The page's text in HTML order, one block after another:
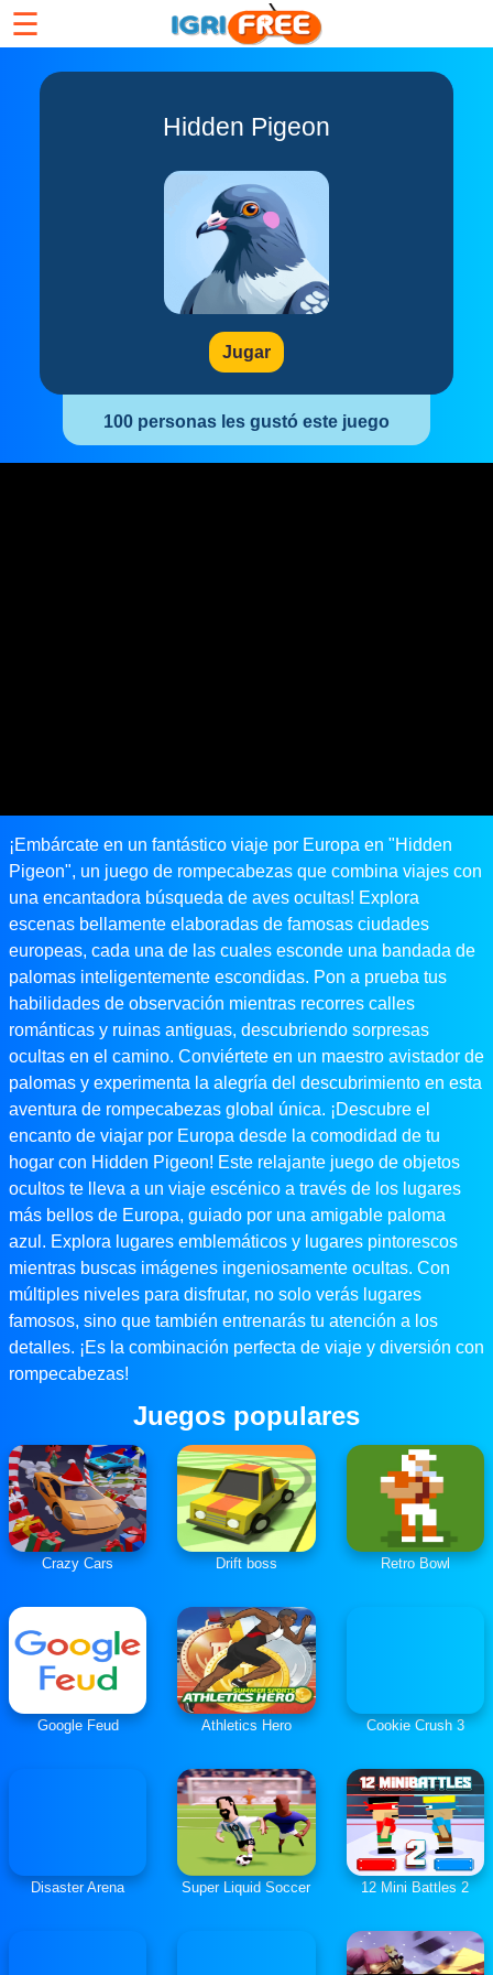
☰
Hidden Pigeon
Jugar
100 personas les gustó este juego
¡Embárcate en un fantástico viaje por Europa en "Hidden
Pigeon", un juego de rompecabezas que combina viajes con
una encantadora búsqueda de aves ocultas! Explora
escenas bellamente elaboradas de famosas ciudades
europeas, cada una de las cuales esconde una bandada de
palomas inteligentemente escondidas. Pon a prueba tus
habilidades de observación mientras recorres calles
románticas y ruinas antiguas, descubriendo sorpresas
ocultas en el camino. Conviértete en un maestro avistador de
palomas y experimenta la alegría del descubrimiento en esta
aventura de rompecabezas global única. ¡Descubre el
encanto de viajar por Europa desde la comodidad de tu
hogar con Hidden Pigeon! Este relajante juego de objetos
ocultos te lleva a un viaje escénico a través de los lugares
más bellos de Europa, guiado por una amigable paloma
azul. Explora lugares emblemáticos y lugares pintorescos
mientras buscas imágenes ingeniosamente ocultas. Con
múltiples niveles para disfrutar, no solo verás lugares
famosos, sino que también entrenarás tu atención a los
detalles. ¡Es la combinación perfecta de viaje y diversión con
rompecabezas!
Juegos populares
Crazy Cars Drift boss Retro Bowl
Google Feud Athletics Hero Cookie Crush 3
Disaster Arena Super Liquid Soccer 12 Mini Battles 2